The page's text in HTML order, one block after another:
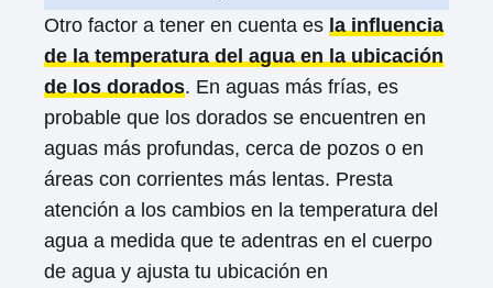
Otro factor a tener en cuenta es la influencia
de la temperatura del agua en la ubicación
de los dorados. En aguas más frías, es
probable que los dorados se encuentren en
aguas más profundas, cerca de pozos o en
áreas con corrientes más lentas. Presta
atención a los cambios en la temperatura del
agua a medida que te adentras en el cuerpo
de agua y ajusta tu ubicación en